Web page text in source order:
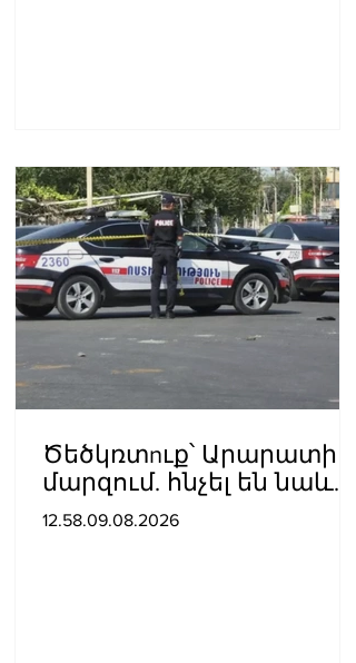
Ծեծկռտnւք՝ Արարատի
մարզում. հնչել են նաև
կրակnցներ, կան 10-ից
12.58.09.08.2026